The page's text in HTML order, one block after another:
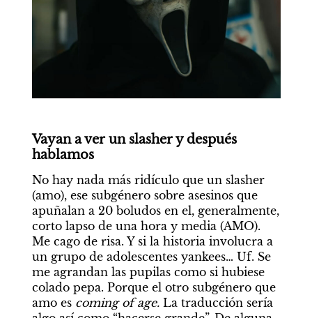
Vayan a ver un slasher y después
hablamos
No hay nada más ridículo que un slasher
(amo), ese subgénero sobre asesinos que
apuñalan a 20 boludos en el, generalmente,
corto lapso de una hora y media (AMO).
Me cago de risa. Y si la historia involucra a
un grupo de adolescentes yankees… Uf. Se
me agrandan las pupilas como si hubiese
colado pepa. Porque el otro subgénero que
amo es coming of age. La traducción sería